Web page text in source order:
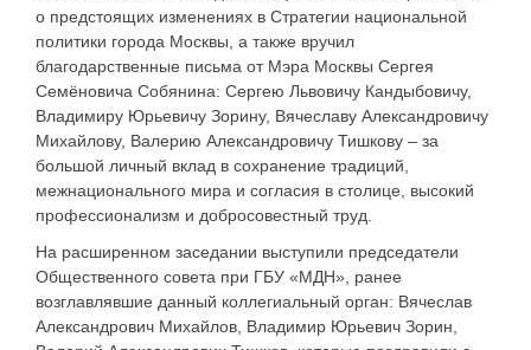
о предстоящих изменениях в Стратегии национальной
политики города Москвы, а также вручил
благодарственные письма от Мэра Москвы Сергея
Семёновича Собянина: Сергею Львовичу Кандыбовичу,
Владимиру Юрьевичу Зорину, Вячеславу Александровичу
Михайлову, Валерию Александровичу Тишкову – за
большой личный вклад в сохранение традиций,
межнационального мира и согласия в столице, высокий
профессионализм и добросовестный труд.
На расширенном заседании выступили председатели
Общественного совета при ГБУ «МДН», ранее
возглавлявшие данный коллегиальный орган: Вячеслав
Александрович Михайлов, Владимир Юрьевич Зорин,